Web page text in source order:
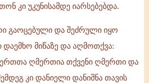
კი უკუნისამდე იარსებებდა.
გაოცებული და შეძრული იყო
მიწაზე და აღმოთქვა:
ღმერთია თქვენი ღმერთი და
კი დანიელი დანიშნა თავის